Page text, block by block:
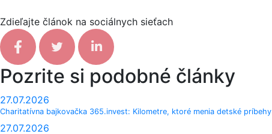
Zdieľajte článok na sociálnych sieťach
Facebook share
Tweet Linkedin share
Pozrite si podobné články
27.07.2026
Charitatívna bajkovačka 365.invest: Kilometre, ktoré menia detské príbehy
27.07.2026